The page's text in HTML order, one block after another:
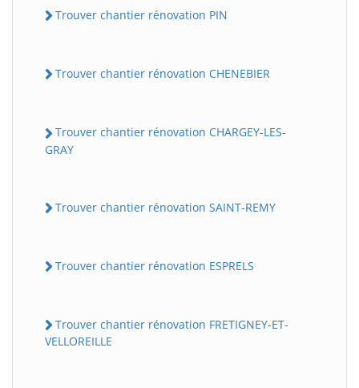
Trouver chantier rénovation PIN
Trouver chantier rénovation CHENEBIER
Trouver chantier rénovation CHARGEY-LES-
GRAY
Trouver chantier rénovation SAINT-REMY
Trouver chantier rénovation ESPRELS
Trouver chantier rénovation FRETIGNEY-ET-
VELLOREILLE